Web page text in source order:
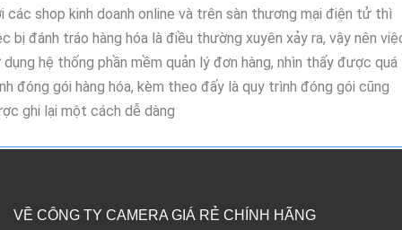
các shop kinh doanh online và trên sàn thương mại điện tử thì
bị đánh tráo hàng hóa là điều thường xuyên xảy ra, vậy nên
dụng hệ thống phần mềm quản lý đơn hàng, nhìn thấy được quá
đóng gói hàng hóa, kèm theo đấy là quy trình đóng gói cũng
ghi lại một cách dễ dàng
VỀ CÔNG TY CAMERA GIÁ RẺ CHÍNH HÃNG